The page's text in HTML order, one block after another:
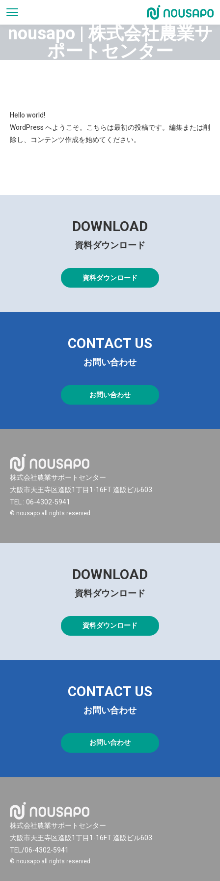
nousapo | 株式会社農業サ
ポートセンター
Hello world!
WordPress へようこそ。こちらは最初の投稿です。編集または削
除し、コンテンツ作成を始めてください。
DOWNLOAD
資料ダウンロード
資料ダウンロード
CONTACT US
お問い合わせ
お問い合わせ
株式会社農業サポートセンター
大阪市天王寺区逢阪1丁目1-16FT 逢阪ビル603
TEL : 06-4302-5941
© nousapo all rights reserved.
DOWNLOAD
資料ダウンロード
資料ダウンロード
CONTACT US
お問い合わせ
お問い合わせ
株式会社農業サポートセンター
大阪市天王寺区逢阪1丁目1-16FT 逢阪ビル603
TEL/06-4302-5941
© nousapo all rights reserved.